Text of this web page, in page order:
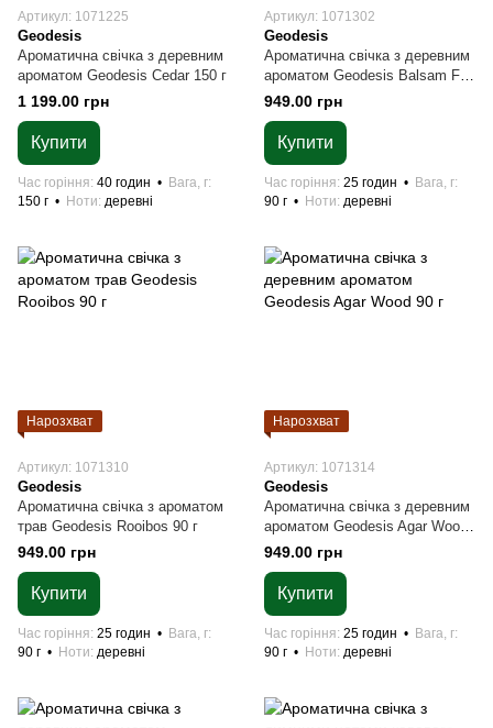
Артикул: 1071225
Geodesis
Ароматична свічка з деревним
ароматом Geodesis Cedar 150 г
1 199.00 грн
Купити
Час горіння 40 годин
Вага, г
150 г
Ноти деревні
Артикул: 1071302
Geodesis
Ароматична свічка з деревним
ароматом Geodesis Balsam Fir
90 г
949.00 грн
Купити
Час горіння 25 годин
Вага, г
90 г
Ноти деревні
Нарозхват
Артикул: 1071310
Geodesis
Ароматична свічка з ароматом
трав Geodesis Rooibos 90 г
949.00 грн
Купити
Час горіння 25 годин
Вага, г
90 г
Ноти деревні
Нарозхват
Артикул: 1071314
Geodesis
Ароматична свічка з деревним
ароматом Geodesis Agar Wood
90 г
949.00 грн
Купити
Час горіння 25 годин
Вага, г
90 г
Ноти деревні